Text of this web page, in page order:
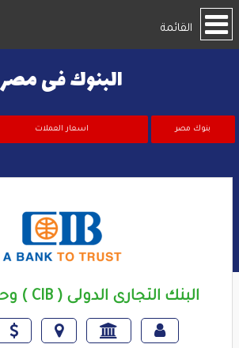
القائمة
البنوك فى مصر
بنوك مصر اسعار العملات
البنك التجارى الدولى ( CIB ) وحدة السقالة